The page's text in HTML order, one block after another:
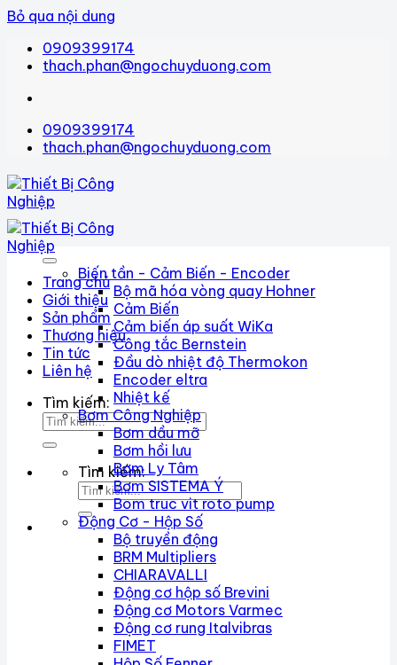
Bỏ qua nội dung
0909399174
thach.phan@ngochuyduong.com
0909399174
thach.phan@ngochuyduong.com
Trang chủ
Giới thiệu
Sản phẩm
Thương hiệu
Tin tức
Liên hệ
Tìm kiếm:
Tìm kiếm:
Biến tần - Cảm Biến - Encoder
Bộ mã hóa vòng quay Hohner
Cảm Biến
Cảm biến áp suất WiKa
Công tắc Bernstein
Đầu dò nhiệt độ Thermokon
Encoder eltra
Nhiệt kế
Bơm Công Nghiệp
Bơm dầu mỡ
Bơm hồi lưu
Bơm Ly Tâm
Bơm SISTEMA Ý
Bom truc vit roto pump
Động Cơ - Hộp Số
Bộ truyền động
BRM Multipliers
CHIARAVALLI
Động cơ hộp số Brevini
Động cơ Motors Varmec
Động cơ rung Italvibras
FIMET